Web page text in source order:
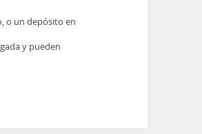
o un depósito en
y pueden